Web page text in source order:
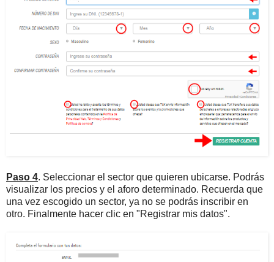
Paso 4. Seleccionar el sector que quieren ubicarse. Podrás
visualizar los precios y el aforo determinado. Recuerda que
una vez escogido un sector, ya no se podrás inscribir en
otro. Finalmente hacer clic en "Registrar mis datos".